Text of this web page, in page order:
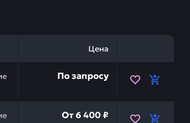
Цена
23290 — это инвестиция в
По запросу
— это инвестиция в бесперебойную
От 6 400 ₽